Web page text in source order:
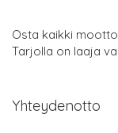
Osta kaikki
Tarjolla on laaja
Yhteydenotto